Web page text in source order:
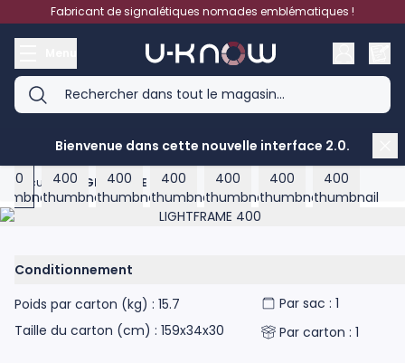
Aller au contenuFabricant de signalétiques nomades emblématiques !
Bienvenue dans cette nouvelle interface 2.0.
Accueil > LIGHTFRAME 400
Product image gallery - scroll to see more images
View larger image
View larger image
View larger image
View larger image
View larger image
View larger image
View
Conditionnement
Poids par carton (kg) : 15.7
Taille du carton (cm) : 159x34x30
Par sac : 1
Par carton : 1